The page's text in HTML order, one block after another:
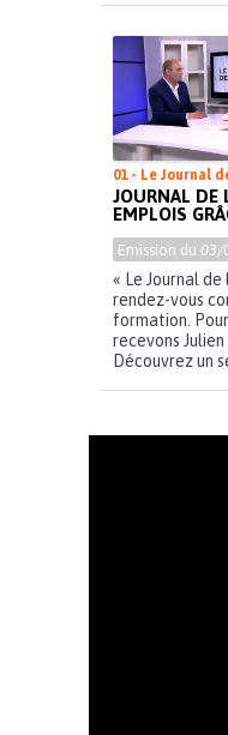
01 - Le Journal
JOURNAL DE
EMPLOIS
Emission du 03/
« Le Journal
rendez-vous
formation.
recevons
Découvrez un